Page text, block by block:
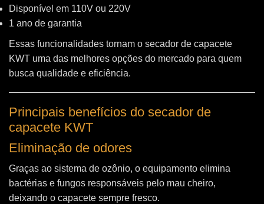
Disponível em 110V ou 220V
1 ano de garantia
Essas funcionalidades tornam o secador de capacete
KWT uma das melhores opções do mercado para quem
busca qualidade e eficiência.
Principais benefícios do secador de
capacete KWT
Eliminação de odores
Graças ao sistema de ozônio, o equipamento elimina
bactérias e fungos responsáveis pelo mau cheiro,
deixando o capacete sempre fresco.